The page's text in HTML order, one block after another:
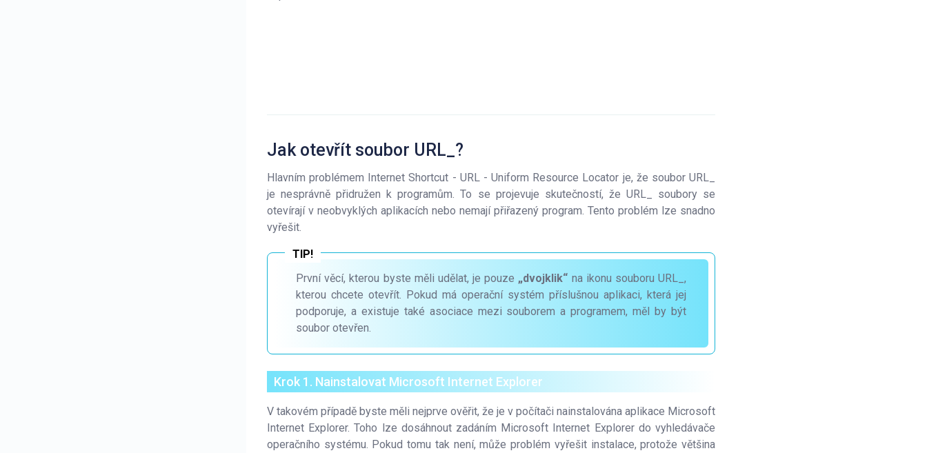
Jak otevřít soubor URL_?
Hlavním problémem Internet Shortcut - URL - Uniform Resource Locator je, že soubor URL_
je nesprávně přidružen k programům. To se projevuje skutečností, že URL_ soubory se
otevírají v neobvyklých aplikacích nebo nemají přiřazený program. Tento problém lze snadno
vyřešit.
První věcí, kterou byste měli udělat, je pouze „dvojklik“ na ikonu souboru URL_,
kterou chcete otevřít. Pokud má operační systém příslušnou aplikaci, která jej
podporuje, a existuje také asociace mezi souborem a programem, měl by být
soubor otevřen.
Krok 1. Nainstalovat Microsoft Internet Explorer
V takovém případě byste měli nejprve ověřit, že je v počítači nainstalována aplikace Microsoft
Internet Explorer. Toho lze dosáhnout zadáním Microsoft Internet Explorer do vyhledávače
operačního systému. Pokud tomu tak není, může problém vyřešit instalace, protože většina